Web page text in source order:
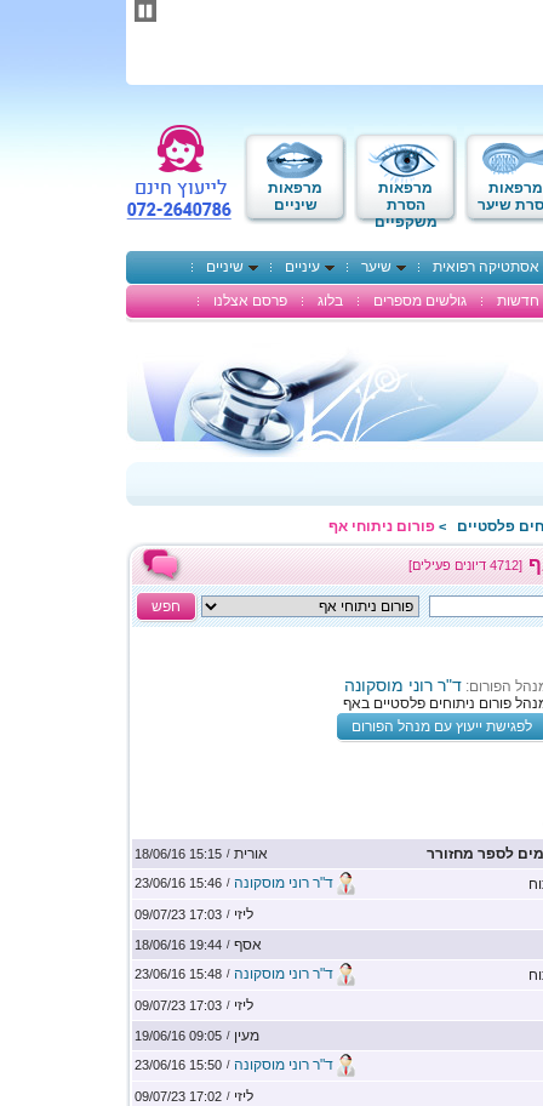
מרפאות
שיער
מרפאות
הסרת
משקפיים
מרפאות
שיניים
אסתטיקה רפואית שיער עיניים
שיניים
חדשות
גולשים מספרים בלוג פרסם אצלנו
פלסטיים > פורום ניתוחי אף
[4712 דיונים פעילים]
חפש
הפורום: ד"ר רוני מוסקונה
פורום ניתוחים פלסטיים באף
לפגישת ייעוץ עם מנהל הפורום
לספר מחזורר אורית /
15:15 18/06/16
ד"ר רוני מוסקונה /
15:46 23/06/16
ליזי /
17:03 09/07/23
אסף /
19:44 18/06/16
ד"ר רוני מוסקונה /
15:48 23/06/16
ליזי /
17:03 09/07/23
מעין /
09:05 19/06/16
ד"ר רוני מוסקונה /
15:50 23/06/16
ליזי /
17:02 09/07/23